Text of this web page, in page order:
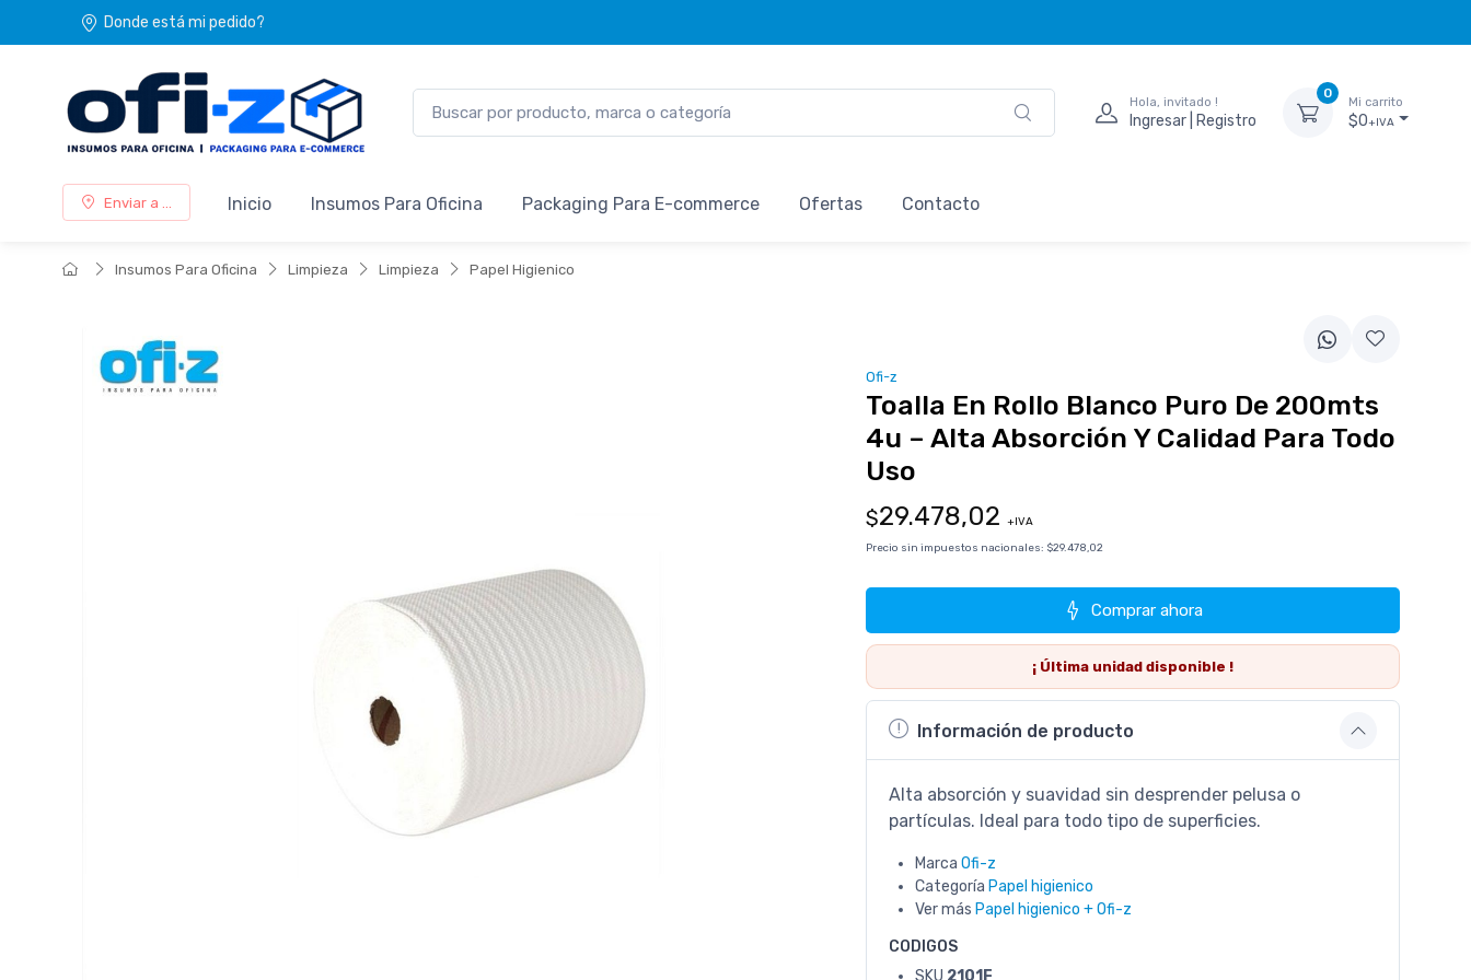
Donde está mi pedido?
Hola, invitado !
Ingresar | Registro
0
Mi carrito
$0+IVA
Enviar a ... Inicio Insumos Para Oficina Packaging Para E-commerce Ofertas Contacto
Insumos Para Oficina Limpieza Limpieza Papel Higienico
Ofi-z
Toalla En Rollo Blanco Puro De 200mts
4u – Alta Absorción Y Calidad Para Todo
Uso
$29.478,02 +IVA
Precio sin impuestos nacionales: $29.478,02
Comprar ahora
¡ Última unidaddisponible !
Información de producto
Alta absorción y suavidad sin desprender pelusa o
partículas. Ideal para todo tipo de superficies.
Marca Ofi-z
Categoría Papel higienico
Ver más Papel higienico + Ofi-z
CODIGOS
SKU 2101F